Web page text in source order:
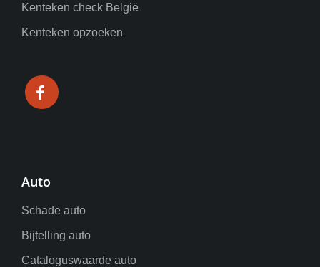
Kenteken check België
Kenteken opzoeken
Auto
Schade auto
Bijtelling auto
Cataloguswaarde auto